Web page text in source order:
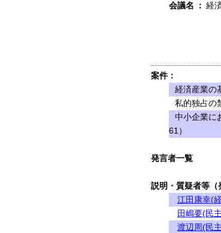
会議名
： 経
案件：
経済産業の
私的独占の
中小企業に
61）
発言者一覧
説明・質疑者等（
江田康幸(
田嶋要(民
渡辺周(民